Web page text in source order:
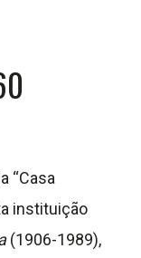
“Casa
instituição
(1906-1989),